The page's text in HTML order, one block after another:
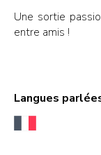
Une sortie
entre amis !
Langues